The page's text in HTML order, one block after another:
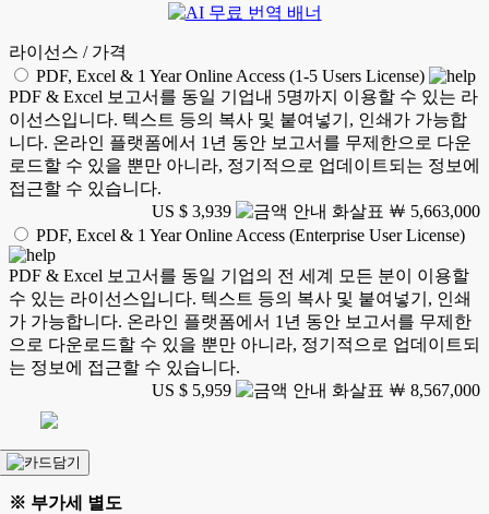
라이선스 / 가격
PDF, Excel & 1 Year Online Access (1-5 Users License)
PDF & Excel 보고서를 동일 기업내 5명까지 이용할 수 있는 라
이선스입니다. 텍스트 등의 복사 및 붙여넣기, 인쇄가 가능합
니다. 온라인 플랫폼에서 1년 동안 보고서를 무제한으로 다운
로드할 수 있을 뿐만 아니라, 정기적으로 업데이트되는 정보에
접근할 수 있습니다.
US $ 3,939
￦ 5,663,000
PDF, Excel & 1 Year Online Access (Enterprise User License)
PDF & Excel 보고서를 동일 기업의 전 세계 모든 분이 이용할
수 있는 라이선스입니다. 텍스트 등의 복사 및 붙여넣기, 인쇄
가 가능합니다. 온라인 플랫폼에서 1년 동안 보고서를 무제한
으로 다운로드할 수 있을 뿐만 아니라, 정기적으로 업데이트되
는 정보에 접근할 수 있습니다.
US $ 5,959
￦ 8,567,000
※ 부가세 별도